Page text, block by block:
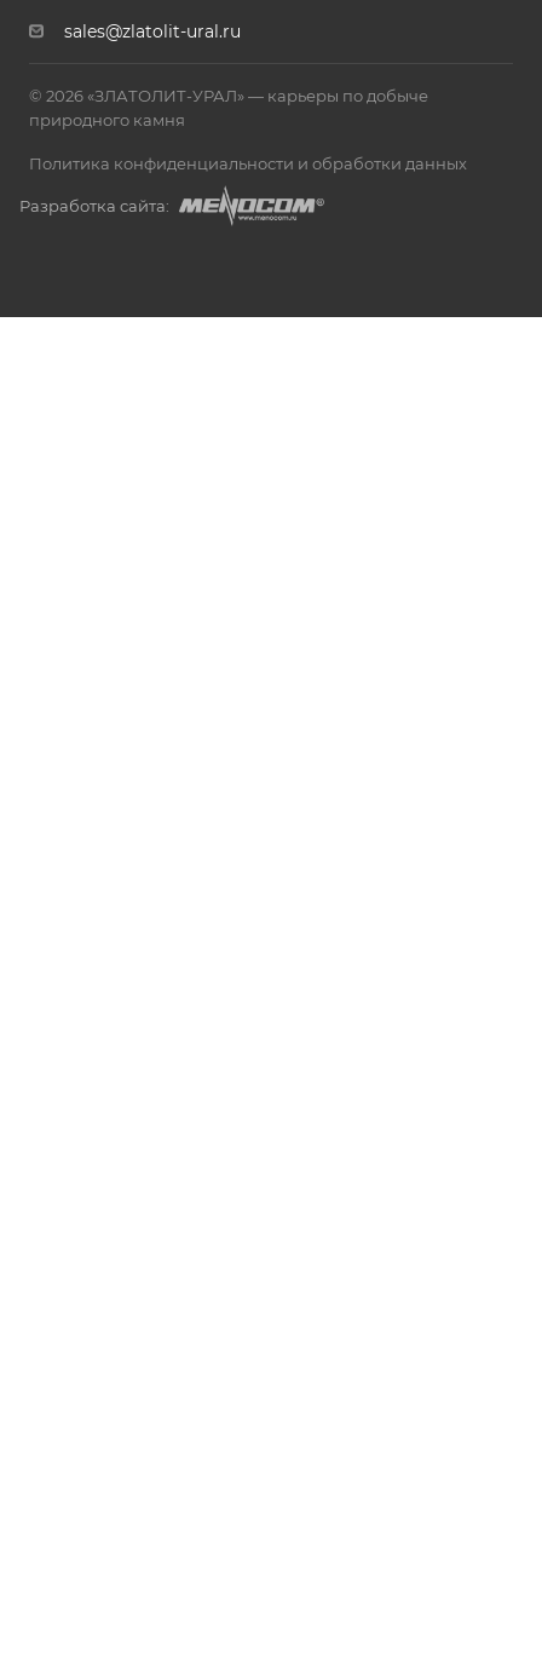
sales@zlatolit-ural.ru
© 2026 «ЗЛАТОЛИТ-УРАЛ» — карьеры по добыче
природного камня
Политика конфиденциальности и обработки данных
Разработка сайта: